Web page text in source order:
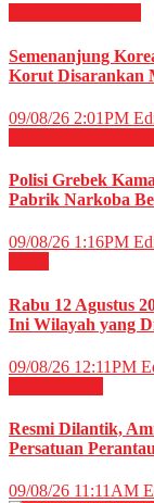
Semenanjung
Korut Disarankan
09/08/26 2:01PM
Polisi Grebek
Pabrik Narkoba
09/08/26 1:16PM
Rabu 12 Agustus
Ini Wilayah yang
09/08/26 12:11PM
Resmi Dilantik,
Persatuan
09/08/26 11:11AM